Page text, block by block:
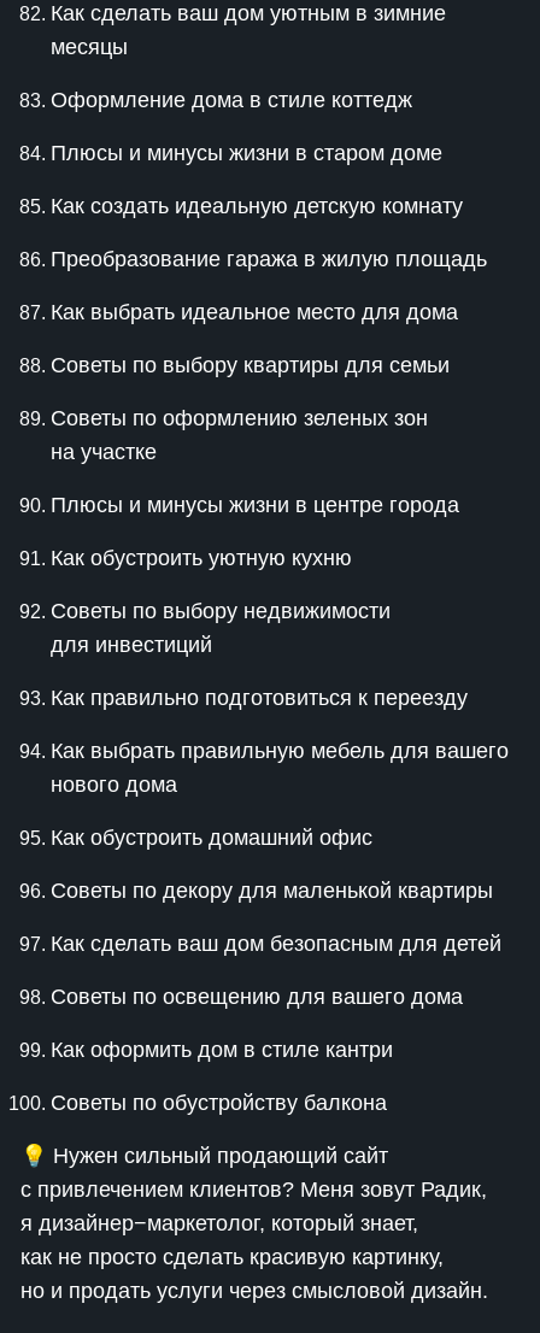
Как сделать ваш дом уютным в зимние
месяцы
Оформление дома в стиле коттедж
Плюсы и минусы жизни в старом доме
Как создать идеальную детскую комнату
Преобразование гаража в жилую площадь
Как выбрать идеальное место для дома
Советы по выбору квартиры для семьи
Советы по оформлению зеленых зон
на участке
Плюсы и минусы жизни в центре города
Как обустроить уютную кухню
Советы по выбору недвижимости
для инвестиций
Как правильно подготовиться к переезду
Как выбрать правильную мебель для вашего
нового дома
Как обустроить домашний офис
Советы по декору для маленькой квартиры
Как сделать ваш дом безопасным для детей
Советы по освещению для вашего дома
Как оформить дом в стиле кантри
Советы по обустройству балкона
💡 Нужен сильный продающий сайт
с привлечением клиентов? Меня зовут Радик,
я дизайнер−маркетолог, который знает,
как не просто сделать красивую картинку,
но и продать услуги через смысловой дизайн.